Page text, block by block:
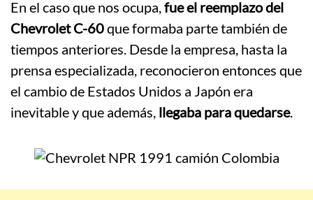
En el caso que nos ocupa,fue el reemplazo del
Chevrolet C-60que formaba parte también de
tiempos anteriores. Desde la empresa, hasta la
prensa especializada, reconocieron entonces que
el cambio de Estados Unidos a Japón era
inevitable y que además, llegaba para quedarse.